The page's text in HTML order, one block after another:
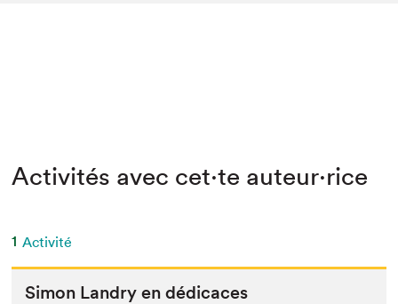
Activités avec cet·te auteur·rice
1 Activité
Simon Landry en dédicaces